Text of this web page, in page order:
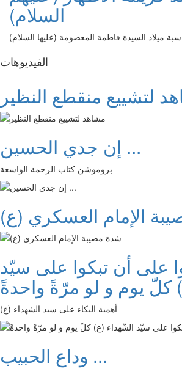
السلام)
ميلاد السيدة فاطمة المعصومة (عليها السلام)
الفیدیوهات
لتشييع منقطع النظير
إن جدي الحسين ...
بروموشن كتاب الرحمة الواسعة
الإمام العسكري (ع)
على أن تبكوا على سيّد
كلّ يوم و لو مرّةً واحدةً
أهمية البكاء على سيد الشهداء (ع)
وداع الحبيب ...